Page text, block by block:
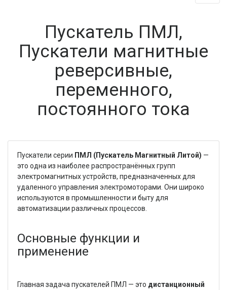
Пускатель ПМЛ,
Пускатели магнитные
реверсивные,
переменного,
постоянного тока
Пускатели серии ПМЛ (Пускатель Магнитный Литой) —
это одна из наиболее распространённых групп
электромагнитных устройств, предназначенных для
удаленного управления электромоторами. Они широко
используются в промышленности и быту для
автоматизации различных процессов.
Основные функции и
применение
Главная задача пускателей ПМЛ — это дистанционный